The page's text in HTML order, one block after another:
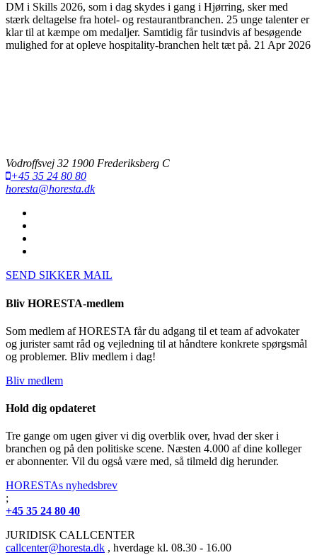
DM i Skills 2026, som i dag skydes i gang i Hjørring, sker med
stærk deltagelse fra hotel- og restaurantbranchen. 25 unge talenter er
klar til at kæmpe om medaljer. Samtidig får tusindvis af besøgende
mulighed for at opleve hospitality-branchen helt tæt på. 21 Apr 2026
Vodroffsvej 32 1900 Frederiksberg C
+45 35 24 80 80
horesta@horesta.dk
SEND SIKKER MAIL
Bliv HORESTA-medlem
Som medlem af HORESTA får du adgang til et team af advokater
og jurister samt råd og vejledning til at håndtere konkrete spørgsmål
og problemer. Bliv medlem i dag!
Bliv medlem
Hold dig opdateret
Tre gange om ugen giver vi dig overblik over, hvad der sker i
branchen og på den politiske scene. Næsten 4.000 af dine kolleger
er abonnenter. Vil du også være med, så tilmeld dig herunder.
HORESTAs nyhedsbrev
;
+45 35 24 80 40
JURIDISK CALLCENTER
callcenter@horesta.dk , hverdage kl. 08.30 - 16.00